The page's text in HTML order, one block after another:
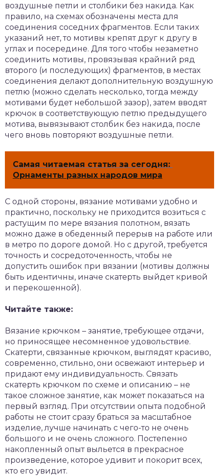
воздушные петли и столбики без накида. Как
правило, на схемах обозначены места для
соединения соседних фрагментов. Если таких
указаний нет, то мотивы крепят друг к другу в
углах и посередине. Для того чтобы незаметно
соединить мотивы, провязывая крайний ряд
второго (и последующих) фрагментов, в местах
соединения делают дополнительную воздушную
петлю (можно сделать несколько, тогда между
мотивами будет небольшой зазор), затем вводят
крючок в соответствующую петлю предыдущего
мотива, вывязывают столбик без накида, после
чего вновь повторяют воздушные петли.
Самая читаемая статья за сегодня:
Орнаменты разных народов мира
С одной стороны, вязание мотивами удобно и
практично, поскольку не приходится возиться с
растущим по мере вязания полотном, вязать
можно даже в обеденный перерыв на работе или
в метро по дороге домой. Но с другой, требуется
точность и сосредоточенность, чтобы не
допустить ошибок при вязании (мотивы должны
быть идентичны, иначе скатерть выйдет кривой
и перекошенной).
Читайте также:
Вязание крючком – занятие, требующее отдачи,
но приносящее несомненное удовольствие.
Скатерти, связанные крючком, выглядят красиво,
современно, стильно, они освежают интерьер и
придают ему индивидуальность. Связать
скатерть крючком по схеме и описанию – не
такое сложное занятие, как может показаться на
первый взгляд. При отсутствии опыта подобной
работы не стоит сразу браться за масштабное
изделие, лучше начинать с чего-то не очень
большого и не очень сложного. Постепенно
накопленный опыт выльется в прекрасное
произведение, которое удивит и покорит всех,
кто его увидит.